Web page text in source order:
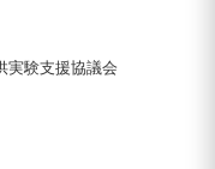
実験支援協議会